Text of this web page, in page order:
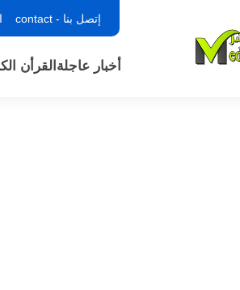
إتصل بنا - contact
أخبار عاجلة القرأن